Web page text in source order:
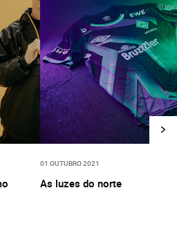
01 OUTUBRO 2021
As luzes do norte